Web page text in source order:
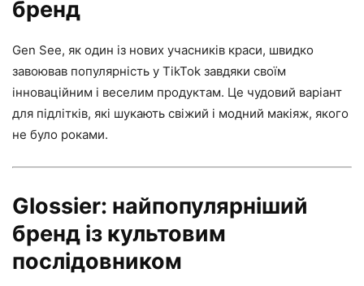
бренд
Gen See, як один із нових учасників краси, швидко
завоював популярність у TikTok завдяки своїм
інноваційним і веселим продуктам. Це чудовий варіант
для підлітків, які шукають свіжий і модний макіяж, якого
не було роками.
Glossier: найпопулярніший
бренд із культовим
послідовником